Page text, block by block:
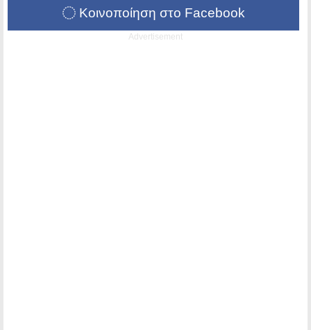
Κοινοποίηση στο Facebook
Advertisement